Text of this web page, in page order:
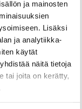
ja mainosten
Lisäksi
ja analytiikka-
käytät
näitä tietoja
tai joita on kerätty,
on viitoitettu
on
Sen 13 metriä
komea
kulkevat